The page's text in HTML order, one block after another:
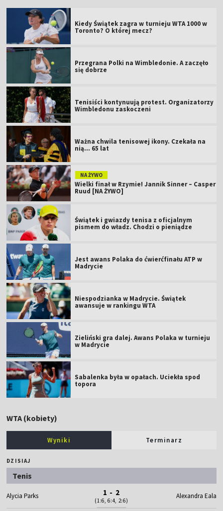
Kiedy Świątek zagra w turnieju WTA 1000 w
Toronto? O której mecz?
Przegrana Polki na Wimbledonie. A zaczęło
się dobrze
Tenisiści kontynuują protest. Organizatorzy
Wimbledonu zaskoczeni
Ważna chwila tenisowej ikony. Czekała na
nią... 65 lat
NA ŻYWO
Wielki finał w Rzymie! Jannik Sinner – Casper
Ruud [NA ŻYWO]
Świątek i gwiazdy tenisa z oficjalnym
pismem do władz. Chodzi o pieniądze
Jest awans Polaka do ćwierćfinału ATP w
Madrycie
Niespodzianka w Madrycie. Świątek
awansuje w rankingu WTA
Zieliński gra dalej. Awans Polaka w turnieju
w Madrycie
Sabalenka była w opałach. Uciekła spod
topora
WTA (kobiety)
Wyniki Terminarz
DZISIAJ
Tenis
Alycia Parks 1 - 2
(1:6, 6:4, 2:6)
Alexandra Eala